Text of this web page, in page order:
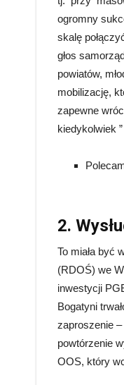
ogromny
skalę
głos
powiatów,
mobilizację,
zapewne
kiedykolwiek
2.
To miała być
(RDOŚ) we
inwestycji
Bogatyni
zaproszenie
powtórzenie
OOS, który